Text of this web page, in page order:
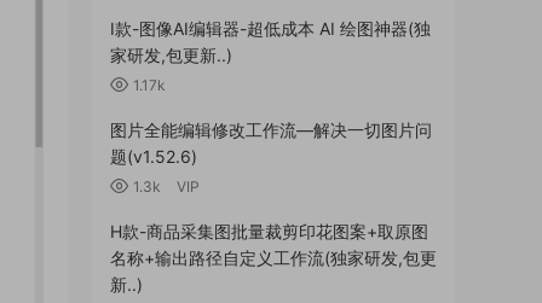
I款-图像AI编辑器-超低成本 AI 绘图神器(独
家研发,包更新..)
1.17k
图片全能编辑修改工作流—解决一切图片问
题(v1.52.6)
1.3k VIP
H款-商品采集图批量裁剪印花图案+取原图
名称+输出路径自定义工作流(独家研发,包更
新..)